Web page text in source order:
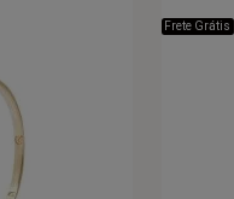
Frete Grátis